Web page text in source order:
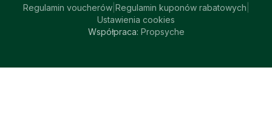
Regulamin voucherów| Regulamin kuponów rabatowych
Ustawienia cookies
Współpraca: Propsyche